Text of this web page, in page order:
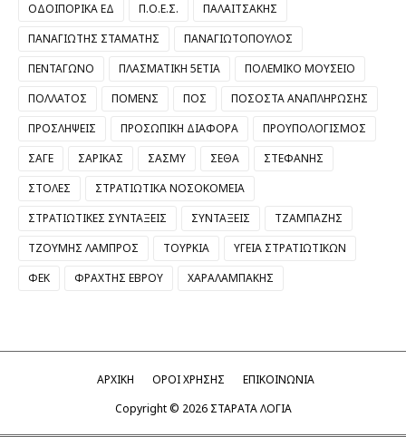
ΟΔΟΙΠΟΡΙΚΑ ΕΔ
Π.Ο.Ε.Σ.
ΠΑΛΑΙΤΣΑΚΗΣ
ΠΑΝΑΓΙΩΤΗΣ ΣΤΑΜΑΤΗΣ
ΠΑΝΑΓΙΩΤΟΠΟΥΛΟΣ
ΠΕΝΤΑΓΩΝΟ
ΠΛΑΣΜΑΤΙΚΗ 5ΕΤΙΑ
ΠΟΛΕΜΙΚΟ ΜΟΥΣΕΙΟ
ΠΟΛΛΑΤΟΣ
ΠΟΜΕΝΣ ΠΟΣ
ΠΟΣΟΣΤΑ ΑΝΑΠΛΗΡΩΣΗΣ
ΠΡΟΣΛΗΨΕΙΣ
ΠΡΟΣΩΠΙΚΗ ΔΙΑΦΟΡΑ
ΠΡΟΥΠΟΛΟΓΙΣΜΟΣ
ΣΑΓΕ
ΣΑΡΙΚΑΣ ΣΑΣΜΥ ΣΕΘΑ
ΣΤΕΦΑΝΗΣ
ΣΤΟΛΕΣ
ΣΤΡΑΤΙΩΤΙΚΑ ΝΟΣΟΚΟΜΕΙΑ
ΣΤΡΑΤΙΩΤΙΚΕΣ ΣΥΝΤΑΞΕΙΣ
ΣΥΝΤΑΞΕΙΣ
ΤΖΑΜΠΑΖΗΣ
ΤΖΟΥΜΗΣ ΛΑΜΠΡΟΣ
ΤΟΥΡΚΙΑ
ΥΓΕΙΑ ΣΤΡΑΤΙΩΤΙΚΩΝ
ΦΕΚ
ΦΡΑΧΤΗΣ ΕΒΡΟΥ ΧΑΡΑΛΑΜΠΑΚΗΣ
ΑΡΧΙΚΗ ΟΡΟΙ ΧΡΗΣΗΣ
ΕΠΙΚΟΙΝΩΝΙΑ
Copyright © 2026 ΣΤΑΡΑΤΑ ΛΟΓΙΑ